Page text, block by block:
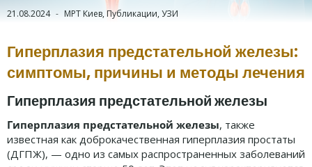
21.08.2024 МРТ Киев, Публикации, УЗИ
Гиперплазия предстательной железы:
симптомы, причины и методы лечения
Гиперплазия предстательной железы
Гиперплазия предстательной железы, также
известная как доброкачественная гиперплазия простаты
(ДГПЖ), — одно из самых распространенных заболеваний